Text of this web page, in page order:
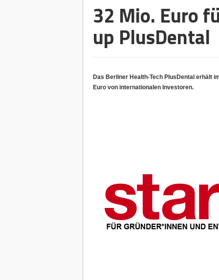
32 Mio. Euro
up PlusDental
Das Berliner Health-Tech PlusDental erhält
Euro von internationalen Investoren.